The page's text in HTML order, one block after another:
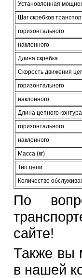
Установленная
Шаг скребков
горизонтального
наклонного
Длина скребка
Скорость движения
горизонтального
наклонного
Длина цепного
горизонтального
наклонного
Масса (кг)
Тип цепи
Количество
По
сайте!
Также вы
в нашей